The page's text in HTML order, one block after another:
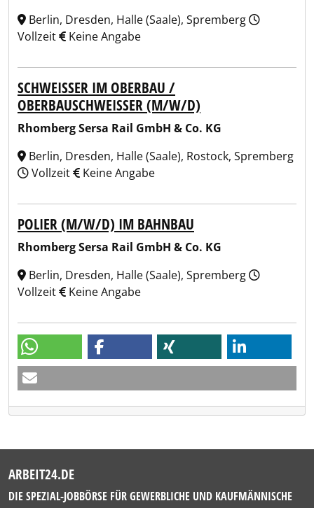
Berlin, Dresden, Halle (Saale), Spremberg
Vollzeit
Keine Angabe
SCHWEISSER IM OBERBAU / O
BERBAUSCHWEISSER (M/W/D)
Rhomberg Sersa Rail GmbH & Co. KG
Berlin, Dresden, Halle (Saale), Rostock, Spremberg
Vollzeit
Keine Angabe
POLIER (M/W/D) IM BAHNBAU
Rhomberg Sersa Rail GmbH & Co. KG
Berlin, Dresden, Halle (Saale), Spremberg
Vollzeit
Keine Angabe
ARBEIT24.DE
DIE SPEZIAL-JOBBÖRSE FÜR GEWERBLICHE UND KAUFMÄNNISCHE